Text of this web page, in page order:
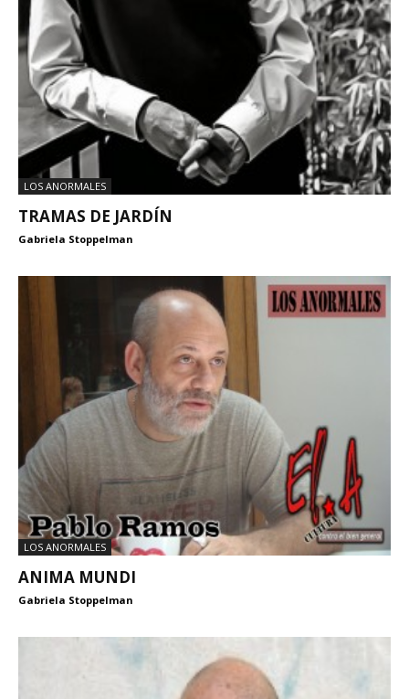
LOS ANORMALES
TRAMAS DE JARDÍN
Gabriela Stoppelman
LOS ANORMALES
ANIMA MUNDI
Gabriela Stoppelman